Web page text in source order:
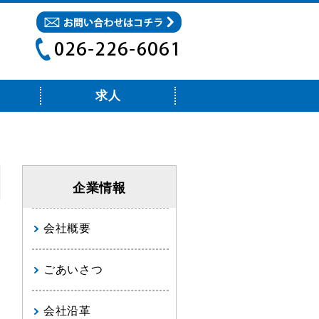
求人
企業情報
会社概要
ごあいさつ
会社沿革